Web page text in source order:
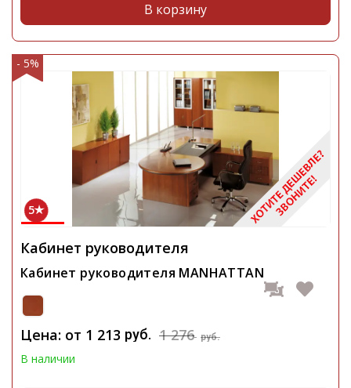
В корзину
- 5%
5
Кабинет руководителя
Кабинет руководителя MANHATTAN
Цена: от 1 213 руб. 1 276 руб.
В наличии